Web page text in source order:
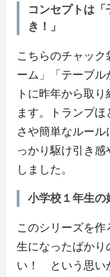
コンセプトは「
き！」
こちらのチャッ
ーム」「テーブ
トに昨年から取
ます。トランプ
さや簡単なルー
っかり駆け引き
しました。
小学校１年生の
このシリーズを
生になったばかり
い！ という思い